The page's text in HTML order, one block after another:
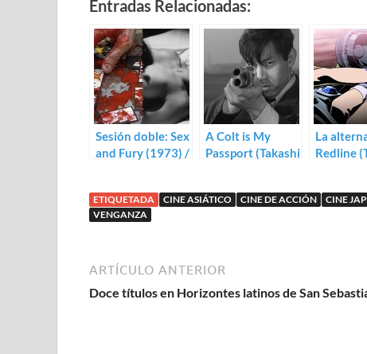
Entradas Relacionadas:
Sesión doble: Sex
and Fury (1973) /
A Colt is My
Passport (Takashi
La
Redline
ETIQUETADA CINE ASIÁTICO CINE DE ACCIÓN CINE
VENGANZA
ARTÍCULO ANTERIOR
Doce títulos en Horizontes latinos de San